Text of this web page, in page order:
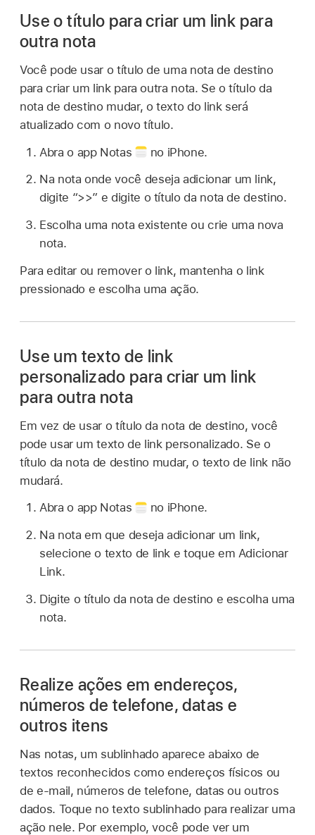
Use o título para criar um link para
outra nota
Você pode usar o título de uma nota de destino
para criar um link para outra nota. Se o título da
nota de destino mudar, o texto do link será
atualizado com o novo título.
Abra o app Notas
no iPhone.
Na nota onde você deseja adicionar um link,
digite “>>” e digite o título da nota de destino.
Escolha uma nota existente ou crie uma nova
nota.
Para editar ou remover o link, mantenha o link
pressionado e escolha uma ação.
Use um texto de link
personalizado para criar um link
para outra nota
Em vez de usar o título da nota de destino, você
pode usar um texto de link personalizado. Se o
título da nota de destino mudar, o texto de link não
mudará.
Abra o app Notas
no iPhone.
Na nota em que deseja adicionar um link,
selecione o texto de link e toque em Adicionar
Link.
Digite o título da nota de destino e escolha uma
nota.
Realize ações em endereços,
números de telefone, datas e
outros itens
Nas notas, um sublinhado aparece abaixo de
textos reconhecidos como endereços físicos ou
de e‑mail, números de telefone, datas ou outros
dados. Toque no texto sublinhado para realizar uma
ação nele. Por exemplo, você pode ver um